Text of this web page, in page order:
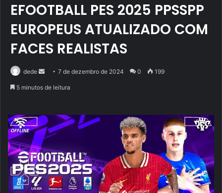
EFOOTBALL PES 2025 PPSSPP
EUROPEUS ATUALIZADO COM
FACES REALISTAS
dede
Mande7 de dezembro de 2024 0 199
5 minutos de leitura